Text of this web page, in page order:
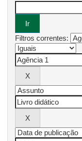
Filtros correntes: